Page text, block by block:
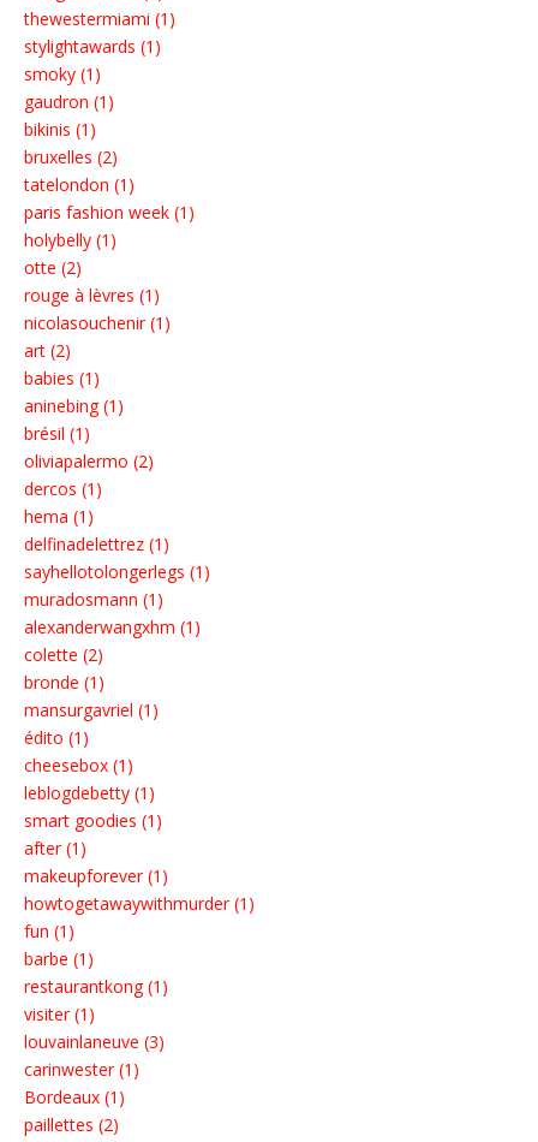
thewestermiami (1)
stylightawards (1)
smoky (1)
gaudron (1)
bikinis (1)
bruxelles (2)
tatelondon (1)
paris fashion week (1)
holybelly (1)
otte (2)
rouge à lèvres (1)
nicolasouchenir (1)
art (2)
babies (1)
aninebing (1)
brésil (1)
oliviapalermo (2)
dercos (1)
hema (1)
delfinadelettrez (1)
sayhellotolongerlegs (1)
muradosmann (1)
alexanderwangxhm (1)
colette (2)
bronde (1)
mansurgavriel (1)
édito (1)
cheesebox (1)
leblogdebetty (1)
smart goodies (1)
after (1)
makeupforever (1)
howtogetawaywithmurder (1)
fun (1)
barbe (1)
restaurantkong (1)
visiter (1)
louvainlaneuve (3)
carinwester (1)
Bordeaux (1)
paillettes (2)